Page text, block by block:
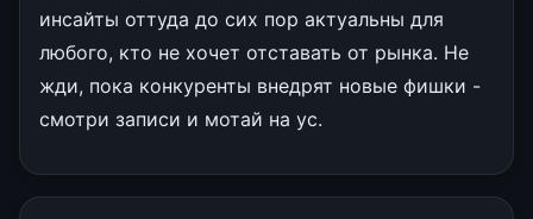
инсайты оттуда до сих пор актуальны для
любого, кто не хочет отставать от рынка. Не
жди, пока конкуренты внедрят новые фишки -
смотри записи и мотай на ус.